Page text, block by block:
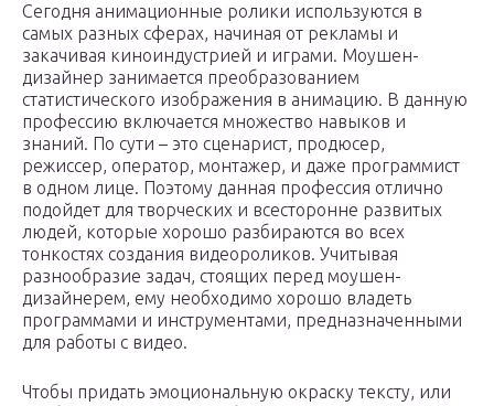
Сегодня анимационные ролики используются в
самых разных сферах, начиная от рекламы и
закачивая киноиндустрией и играми. Моушен-
дизайнер занимается преобразованием
статистического изображения в анимацию. В данную
профессию включается множество навыков и
знаний. По сути – это сценарист, продюсер,
режиссер, оператор, монтажер, и даже программист
в одном лице. Поэтому данная профессия отлично
подойдет для творческих и всесторонне развитых
людей, которые хорошо разбираются во всех
тонкостях создания видеороликов. Учитывая
разнообразие задач, стоящих перед моушен-
дизайнерем, ему необходимо хорошо владеть
программами и инструментами, предназначенными
для работы с видео.
Чтобы придать эмоциональную окраску тексту, или